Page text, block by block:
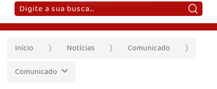
Pesquisar:
Início Notícias
Comunicado
Comunicado